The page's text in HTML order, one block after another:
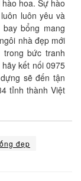
hoa. Sự hào
luôn yêu và
bổng mang
nhà đẹp mới
bức tranh
kết nối 0975
sẽ đến tận
tỉnh thành Việt
đẹp